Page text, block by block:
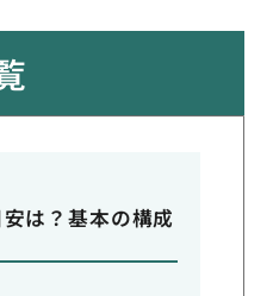
は？基本の構成